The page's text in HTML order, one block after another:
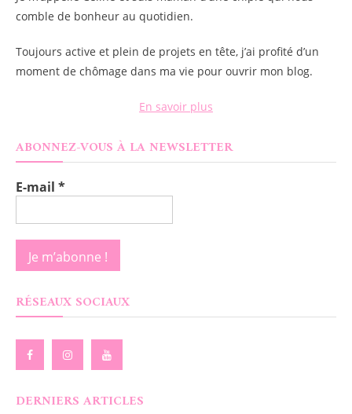
comble de bonheur au quotidien.
Toujours active et plein de projets en tête, j’ai profité d’un
moment de chômage dans ma vie pour ouvrir mon blog.
En savoir plus
ABONNEZ-VOUS À LA NEWSLETTER
E-mail *
RÉSEAUX SOCIAUX
DERNIERS ARTICLES